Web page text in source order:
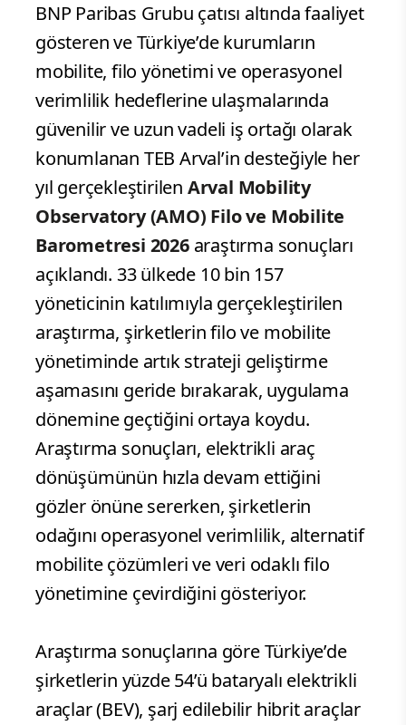
BNP Paribas Grubu çatısı altında faaliyet
gösteren ve Türkiye’de kurumların
mobilite, filo yönetimi ve operasyonel
verimlilik hedeflerine ulaşmalarında
güvenilir ve uzun vadeli iş ortağı olarak
konumlanan TEB Arval’in desteğiyle her
yıl gerçekleştirilen Arval Mobility
Observatory (AMO) Filo ve Mobilite
Barometresi 2026 araştırma sonuçları
açıklandı. 33 ülkede 10 bin 157
yöneticinin katılımıyla gerçekleştirilen
araştırma, şirketlerin filo ve mobilite
yönetiminde artık strateji geliştirme
aşamasını geride bırakarak, uygulama
dönemine geçtiğini ortaya koydu.
Araştırma sonuçları, elektrikli araç
dönüşümünün hızla devam ettiğini
gözler önüne sererken, şirketlerin
odağını operasyonel verimlilik, alternatif
mobilite çözümleri ve veri odaklı filo
yönetimine çevirdiğini gösteriyor.
Araştırma sonuçlarına göre Türkiye’de
şirketlerin yüzde 54’ü bataryalı elektrikli
araçlar (BEV), şarj edilebilir hibrit araçlar